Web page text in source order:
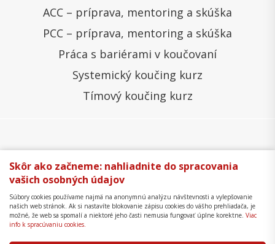
ACC – príprava, mentoring a skúška
PCC – príprava, mentoring a skúška
Práca s bariérami v koučovaní
Systemický koučing kurz
Tímový koučing kurz
Všeobecné obchodné podmienky
Správa cookies
Ochrana osobných údajov
Formulár na odstúpenie
Mapa stránky
Copyright © 2018 - 2026 Business Coaching College,
Skôr ako začneme: nahliadnite do spracovania
vašich osobných údajov
Súbory cookies používame najmä na anonymnú analýzu návštevnosti a vylepšovanie
našich web stránok. Ak si nastavíte blokovanie zápisu cookies do vášho prehliadača, je
možné, že web sa spomalí a niektoré jeho časti nemusia fungovať úplne korektne. Viac
info k spracúvaniu cookies.